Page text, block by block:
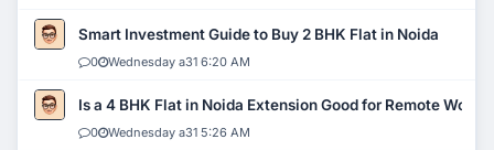
Smart Investment Guide to Buy 2 BHK Flat in Noida
0 Wednesday a31 6:20 AM
Is a 4 BHK Flat in Noida Extension Good for Remote Work?
0 Wednesday a31 5:26 AM